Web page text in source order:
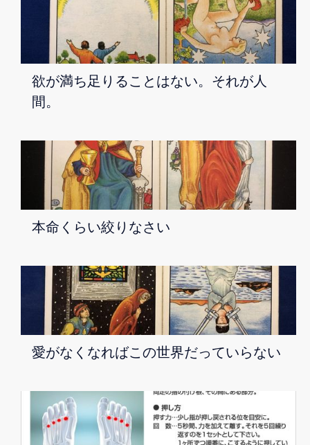
欲が満ち足りることはない。それが人
間。
本命くらい絞りなさい
愛がなくなればこの世界だっていらない